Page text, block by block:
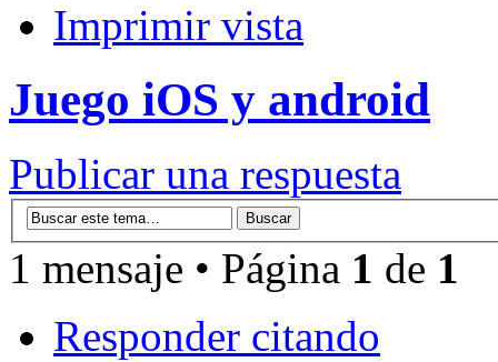
Imprimir vista
Juego iOS y android
Publicar una respuesta
1 mensaje • Página 1 de 1
Responder citando